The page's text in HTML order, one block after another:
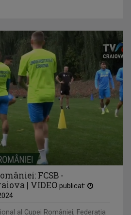
FCSB -
| VIDEO publicat:
al Cupei României, Federația